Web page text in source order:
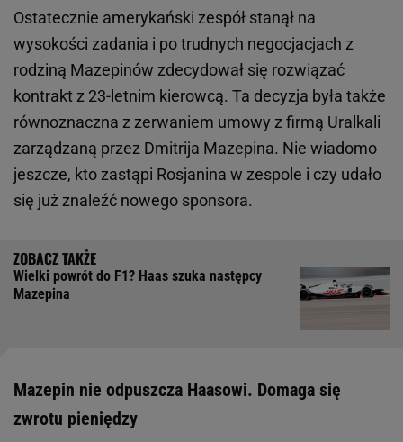
Ostatecznie amerykański zespół stanął na
wysokości zadania i po trudnych negocjacjach z
rodziną Mazepinów zdecydował się rozwiązać
kontrakt z 23-letnim kierowcą. Ta decyzja była także
równoznaczna z zerwaniem umowy z firmą Uralkali
zarządzaną przez Dmitrija Mazepina. Nie wiadomo
jeszcze, kto zastąpi Rosjanina w zespole i czy udało
się już znaleźć nowego sponsora.
Wielki powrót do F1? Haas szuka następcy
Mazepina
Mazepin nie odpuszcza Haasowi. Domaga się
zwrotu pieniędzy